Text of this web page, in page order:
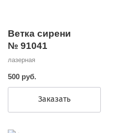
Ветка сирени
№ 91041
лазерная
500 руб.
Заказать